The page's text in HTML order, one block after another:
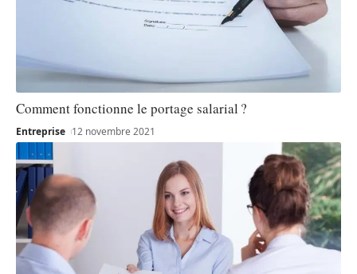
Comment fonctionne le portage salarial ?
Entreprise 12 novembre 2021